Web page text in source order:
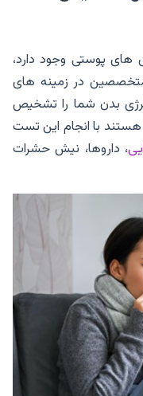
های پوستی وجود دارد،
در زمینه های
بدن شما را تشخیص
هستند با انجام این تست
، داروها، نیش حشرات